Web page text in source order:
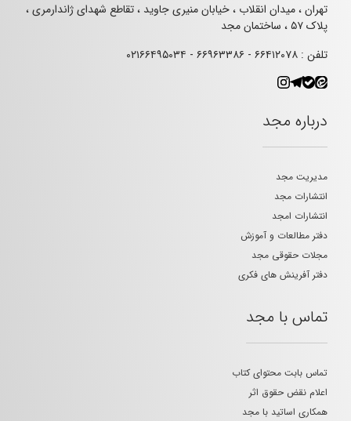
تهران ، میدان انقلاب ، خیابان منیری جاوید ، تقاطع شهدای ژاندارمری ،
پلاک ۵۷ ، ساختمان مجد
تلفن : ۶۶۴۱۲۰۷۸ - ۶۶۹۶۳۳۸۶ - ۰۲۱۶۶۴۹۵۰۳۴
درباره مجد
مدیریت مجد
انتشارات مجد
انتشارات امجد
دفتر مطالعات و آموزش
مجلات حقوقی مجد
دفتر آفرینش های فکری
تماس با مجد
تماس بابت محتوای کتاب
اعلام نقض حقوق اثر
همکاری اساتید با مجد